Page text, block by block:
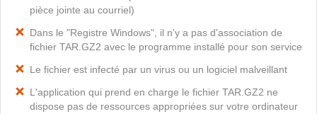
pièce jointe au courriel)
Dans le "Registre Windows", il n'y a pas d'association de
fichier TAR.GZ2 avec le programme installé pour son service
Le fichier est infecté par un virus ou un logiciel malveillant
L'application qui prend en charge le fichier TAR.GZ2 ne
dispose pas de ressources appropriées sur votre ordinateur